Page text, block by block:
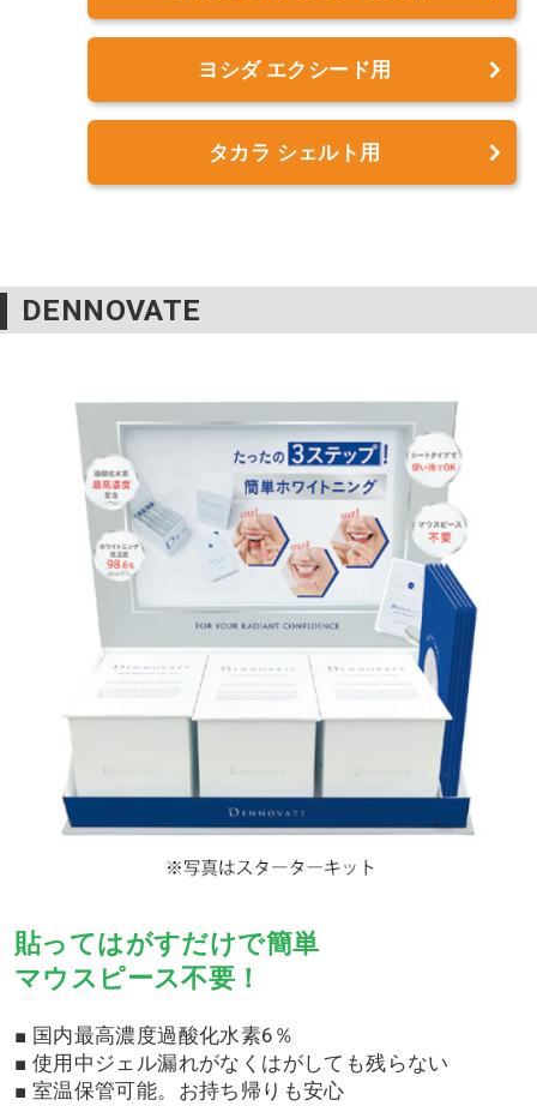
ヨシダ エクシード用
タカラ シェルト用
DENNOVATE
貼ってはがすだけで簡単
マウスピース不要！
■ 国内最高濃度過酸化水素6％
■ 使用中ジェル漏れがなくはがしても残らない
■ 室温保管可能。お持ち帰りも安心